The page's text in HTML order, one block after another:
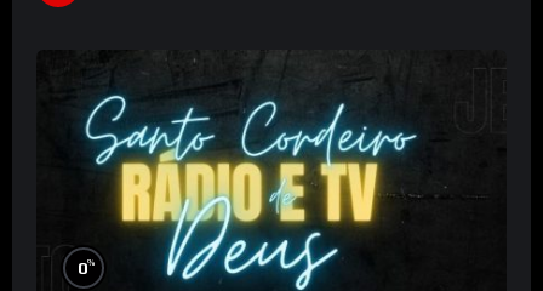
0%